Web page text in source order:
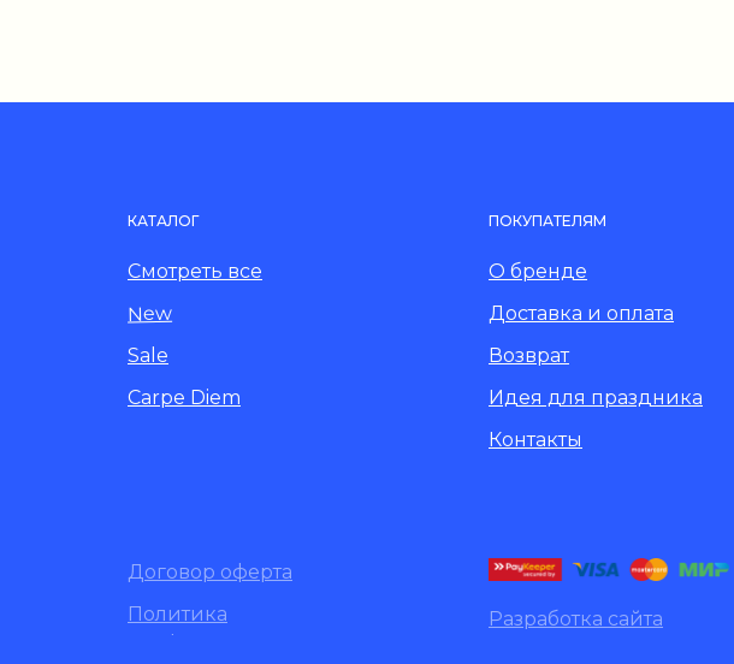
Идея для праздника
О бренде
Доставка и оплата
Возврат
Разработка сайта
Договор оферта
Политика
конфиденциальности
КАТАЛОГ ПОКУПАТЕЛЯМ
Carpe Diem
Смотреть все
New
Sale
Контакты